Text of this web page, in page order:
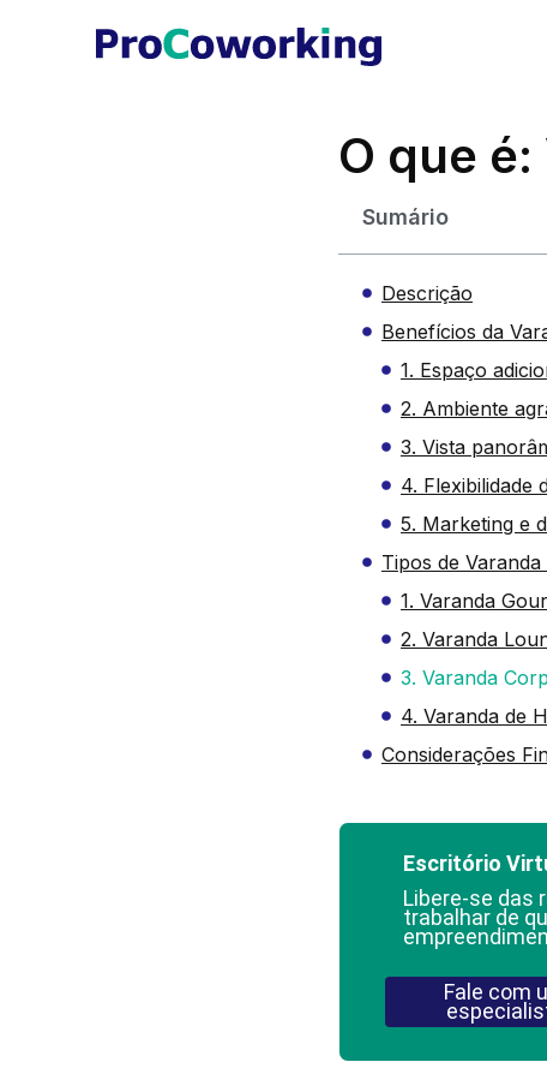
O que
Sumário
Descrição
Benefícios da
1. Espaço
2. Ambiente
3. Vista
4. Flexibilidade
5. Marketing e
Tipos de
1. Varanda
2. Varanda
3. Varanda
4. Varanda de
Considerações
Escritório
Libere-se das
trabalhar de
Fale com